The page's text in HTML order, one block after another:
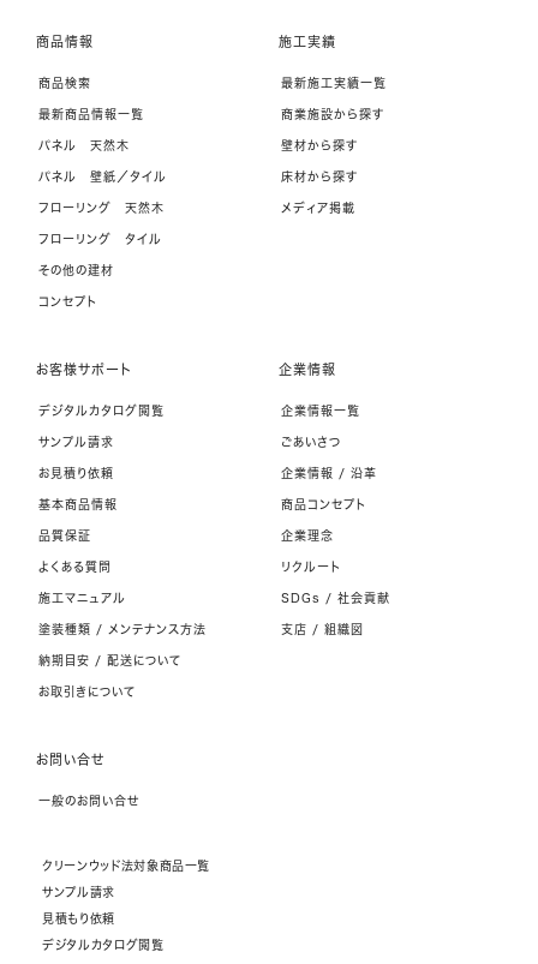
商品情報
商品検索
最新商品情報一覧
パネル 天然木
パネル 壁紙／タイル
フローリング 天然木
フローリング タイル
その他の建材
コンセプト
施工実績
最新施工実績一覧
商業施設から探す
壁材から探す
床材から探す
メディア掲載
お客様サポート
デジタルカタログ閲覧
サンプル請求
お見積り依頼
基本商品情報
品質保証
よくある質問
施工マニュアル
塗装種類 / メンテナンス方法
納期目安 / 配送について
お取引きについて
企業情報
企業情報一覧
ごあいさつ
企業情報 / 沿革
商品コンセプト
企業理念
リクルート
SDGs / 社会貢献
支店 / 組織図
お問い合せ
一般のお問い合せ
クリーンウッド法対象商品一覧
サンプル請求
見積もり依頼
デジタルカタログ閲覧